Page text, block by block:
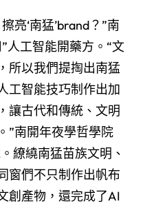
亮‘南猛’brand？”南
人工智能開藥方。“文
所以我們提掏出南猛
工智能技巧制作出加
讓古代和傳統、文明
”南開年夜學哲學院
繚繞南猛苗族文明、
窗們不只制作出帆布
創產物，還完成了AI